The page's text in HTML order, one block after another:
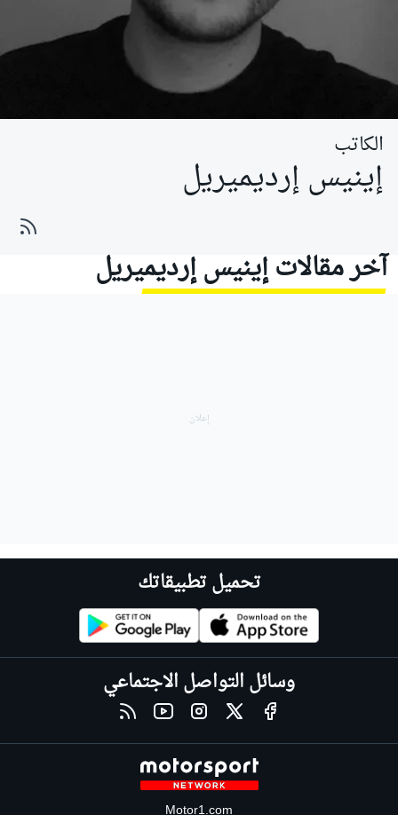
الكاتب
إينيس إرديميريل
آخر مقالات إينيس إرديميريل
تحميل تطبيقاتك
وسائل التواصل الاجتماعي